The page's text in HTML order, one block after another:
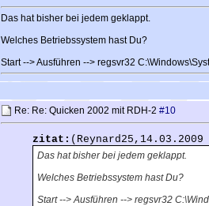
Das hat bisher bei jedem geklappt.
Welches Betriebssystem hast Du?
Start --> Ausführen --> regsvr32
Re: Re: Quicken 2002 mit RDH-2 #10
zitat:
Das hat bisher bei jedem geklappt.
Welches Betriebssystem hast Du?
Start --> Ausführen --> regsvr32